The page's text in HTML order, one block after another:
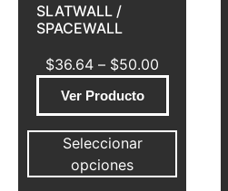
SLATWALL /
SPACEWALL
$36.64 – $50.00
Ver Producto
Seleccionar
opciones